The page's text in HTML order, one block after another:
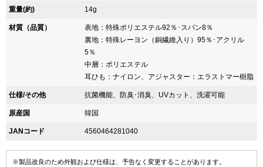
重量(約) 14g
材質（品質）
表地：特殊ポリエステル92％･スパン8％
裏地：特殊レーヨン（銅繊維入り）95％･アクリル
5％
中層：ポリエステル
耳ひも：ナイロン、アジャスター：エラストマー樹脂
仕様/その他 抗菌機能、防臭･消臭、UVカット、洗濯可能
原産国 韓国
JANコード 4560464281040
※製品改良のため外観および仕様は、予告なく変更することがあります。